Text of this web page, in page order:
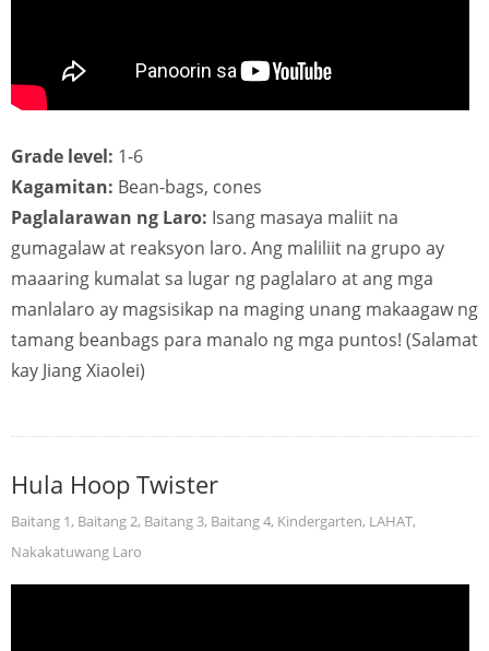
Grade level: 1-6
Kagamitan: Bean-bags, cones
Paglalarawan ng Laro: Isang masaya maliit na
gumagalaw at reaksyon laro. Ang maliliit na grupo ay
maaaring kumalat sa lugar ng paglalaro at ang mga
manlalaro ay magsisikap na maging unang makaagaw ng
tamang beanbags para manalo ng mga puntos! (Salamat
kay Jiang Xiaolei)
Hula Hoop Twister
Baitang 1, Baitang 2, Baitang 3, Baitang 4, Kindergarten, LAHAT,
Nakakatuwang Laro